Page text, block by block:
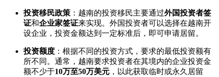
投资移民政策 ：越南的投资移民主要通过外国投资者签
证和企业家签证来实现。外国投资者可以选择在越南开
设企业，投资金额达到一定标准后，即可申请居留。
投资额度 ：根据不同的投资方式，要求的最低投资额有
所不同。通常，越南要求投资者在其境内的企业投资金
额不少于10万至50万美元 ，以此获取临时或永久居留